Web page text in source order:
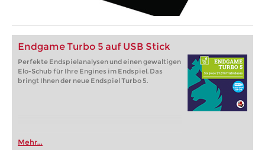
Endgame Turbo 5 auf USB Stick
Perfekte Endspielanalysen und einen gewaltigen
Elo-Schub für Ihre Engines im Endspiel. Das
bringt Ihnen der neue Endspiel Turbo 5.
Mehr...